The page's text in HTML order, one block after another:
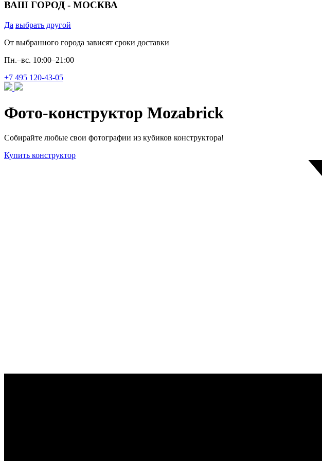
ВАШ ГОРОД - МОСКВА
Да выбрать другой
От выбранного города зависят сроки доставки
Пн.–вс. 10:00–21:00
+7 495 120‐43‐05
Фото-конструктор Mozabrick
Собирайте любые свои фотографии из кубиков конструктора!
Купить конструктор